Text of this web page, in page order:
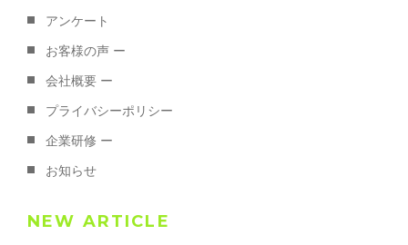
アンケート
お客様の声 ー
会社概要 ー
プライバシーポリシー
企業研修 ー
お知らせ
NEW ARTICLE